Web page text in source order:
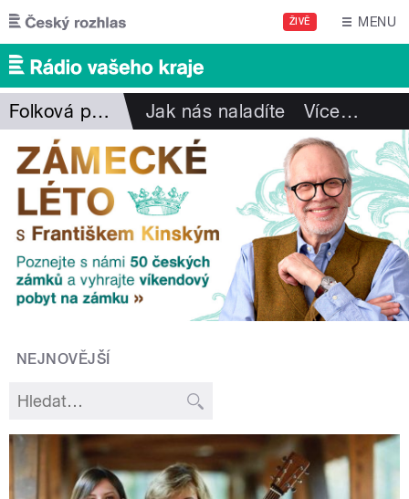
Přejít k hlavnímu obsahu
ŽIVĚ MENU
Folková pohlazení Jak nás naladíte Více…
NEJNOVĚJŠÍ